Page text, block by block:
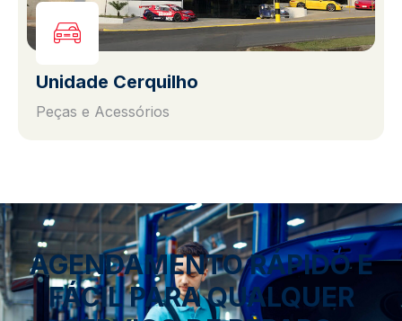
Unidade Cerquilho
Peças e Acessórios
AGENDAMENTO RÁPIDO E
FÁCIL PARA QUALQUER